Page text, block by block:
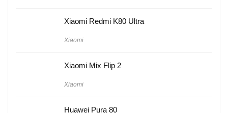
Xiaomi Redmi K80 Ultra
Xiaomi
Xiaomi Mix Flip 2
Xiaomi
Huawei Pura 80